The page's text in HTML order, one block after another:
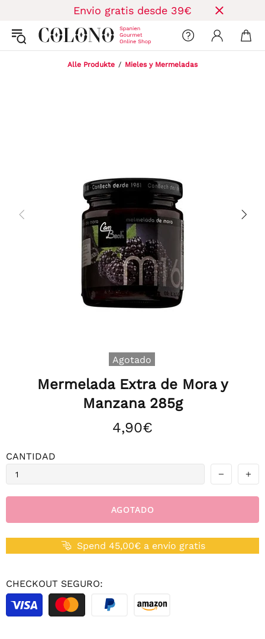
Envio gratis desde 39€
Alle Produkte Mieles y Mermeladas
Agotado
Mermelada Extra de Mora y
Manzana 285g
4,90€
CANTIDAD
AGOTADO
Spend 45,00€ a envío gratis
CHECKOUT SEGURO: